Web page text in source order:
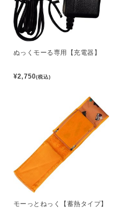
ぬっくモーる専用【充電器】
¥2,750(税込)
モーっとねっく【蓄熱タイプ】